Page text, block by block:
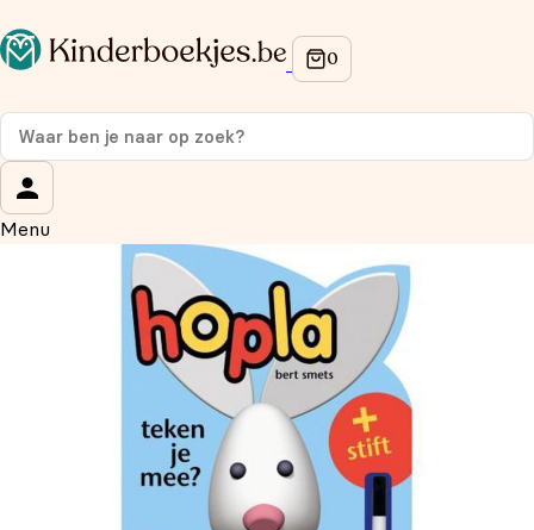
Menu
Op de hoogte blijven van onze acties?
Meld je aan voor onze nieuwsbrief en ontvang
korting
Wat is je voornaam?
Wat is je e-mailadres?
Aanmelden
We gebruiken je gegevens om contact op te nemen, in
overeenstemming met ons
privacybeleid.